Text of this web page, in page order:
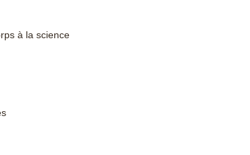
à la science